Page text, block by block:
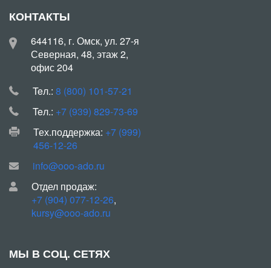
КОНТАКТЫ
644116, г. Омск, ул. 27-я
Северная, 48, этаж 2,
офис 204
Teл.: 8 (800) 101-57-21
Teл.: +7 (939) 829-73-69
Тех.поддержка: +7 (999)
456-12-26
info@ooo-ado.ru
Отдел продаж:
+7 (904) 077-12-26,
kursy@ooo-ado.ru
МЫ В СОЦ. СЕТЯХ